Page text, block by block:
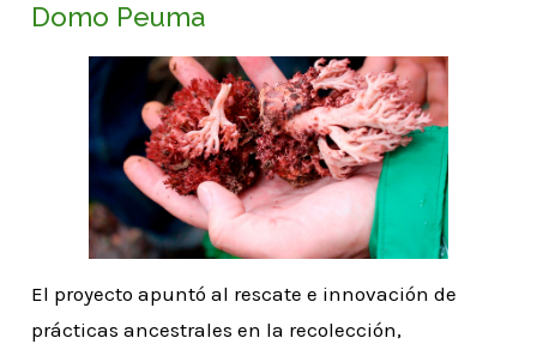
Domo Peuma
El proyecto apuntó al rescate e innovación de
prácticas ancestrales en la recolección,